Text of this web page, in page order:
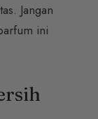
Jangan
ini